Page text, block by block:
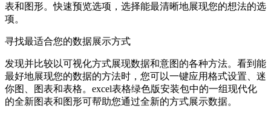
表和图形。快速预览选项，选择能最清晰地展现您的想法的选
项。
寻找最适合您的数据展示方式
发现并比较以可视化方式展现数据和意图的各种方法。看到能
最好地展现您的数据的方法时，您可以一键应用格式设置、迷
你图、图表和表格。excel表格绿色版安装包中的一组现代化
的全新图表和图形可帮助您通过全新的方式展示数据。